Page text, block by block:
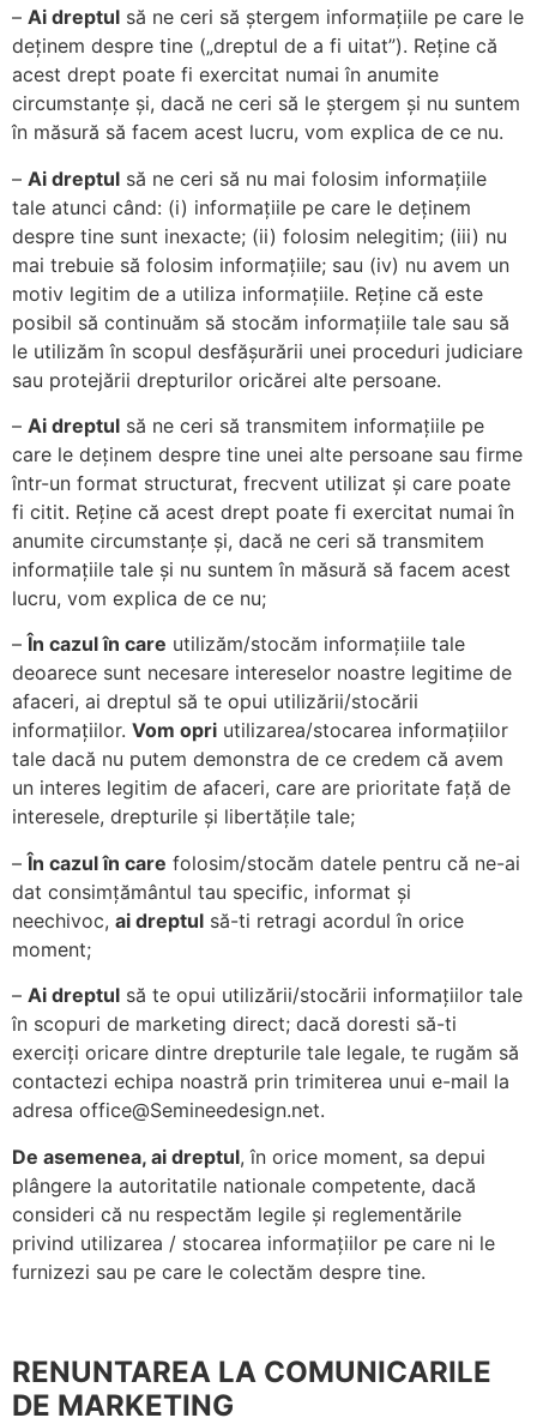
– Ai dreptul să ne ceri să ștergem informațiile pe care le
deținem despre tine („dreptul de a fi uitat”). Reține că
acest drept poate fi exercitat numai în anumite
circumstanțe și, dacă ne ceri să le ștergem și nu suntem
în măsură să facem acest lucru, vom explica de ce nu.
– Ai dreptul să ne ceri să nu mai folosim informațiile
tale atunci când: (i) informațiile pe care le deținem
despre tine sunt inexacte; (ii) folosim nelegitim; (iii) nu
mai trebuie să folosim informațiile; sau (iv) nu avem un
motiv legitim de a utiliza informațiile. Reține că este
posibil să continuăm să stocăm informațiile tale sau să
le utilizăm în scopul desfășurării unei proceduri judiciare
sau protejării drepturilor oricărei alte persoane.
– Ai dreptul să ne ceri să transmitem informațiile pe
care le deținem despre tine unei alte persoane sau firme
într-un format structurat, frecvent utilizat și care poate
fi citit. Reține că acest drept poate fi exercitat numai în
anumite circumstanțe și, dacă ne ceri să transmitem
informațiile tale și nu suntem în măsură să facem acest
lucru, vom explica de ce nu;
–În cazul în care utilizăm/stocăm informațiile tale
deoarece sunt necesare intereselor noastre legitime de
afaceri, ai dreptul să te opui utilizării/stocării
informațiilor. Vom opri utilizarea/stocarea informațiilor
tale dacă nu putem demonstra de ce credem că avem
un interes legitim de afaceri, care are prioritate față de
interesele, drepturile și libertățile tale;
–În cazul în care folosim/stocăm datele pentru că ne-ai
dat consimțământul tau specific, informat și
neechivoc, ai dreptul să-ti retragi acordul în orice
moment;
– Ai dreptul să te opui utilizării/stocării informațiilor tale
în scopuri de marketing direct; dacă doresti să-ti
exerciți oricare dintre drepturile tale legale, te rugăm să
contactezi echipa noastră prin trimiterea unui e-mail la
adresa office@Semineedesign.net.
De asemenea, ai dreptul, în orice moment, sa depui
plângere la autoritatile nationale competente, dacă
consideri că nu respectăm legile și reglementările
privind utilizarea / stocarea informațiilor pe care ni le
furnizezi sau pe care le colectăm despre tine.
RENUNTAREA LA COMUNICARILE
DE MARKETING